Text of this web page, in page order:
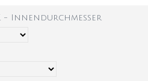
- Innendurchmesser